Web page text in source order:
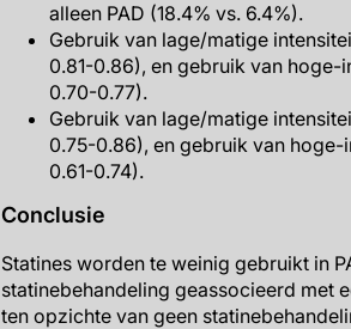
alleen PAD (18.4% vs. 6.4%).
Gebruik van lage/matige
0.81-0.86), en gebruik van hoge-
0.70-0.77).
Gebruik van lage/matige
0.75-0.86), en gebruik van
0.61-0.74).
Conclusie
Statines worden te weinig gebruikt in
statinebehandeling geassocieerd met
ten opzichte van geen